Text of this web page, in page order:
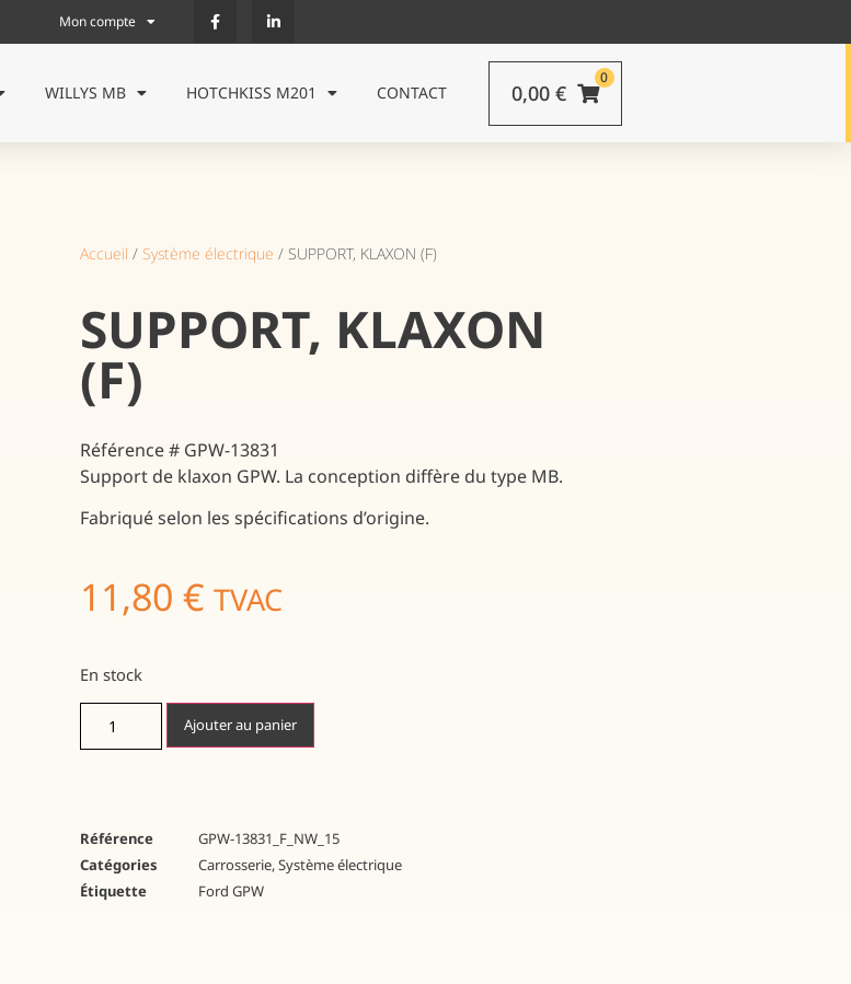
Mon compte
WILLYS MB HOTCHKISS M201 CONTACT
0
0,00 €
Accueil / Système électrique / SUPPORT, KLAXON (F)
SUPPORT, KLAXON
(F)
Référence # GPW-13831
Support de klaxon GPW. La conception diffère du type MB.
Fabriqué selon les spécifications d’origine.
11,80 € TVAC
En stock
Ajouter au panier
Référence
GPW-13831_F_NW_15
Catégories
Carrosserie,Système électrique
Étiquette
Ford GPW